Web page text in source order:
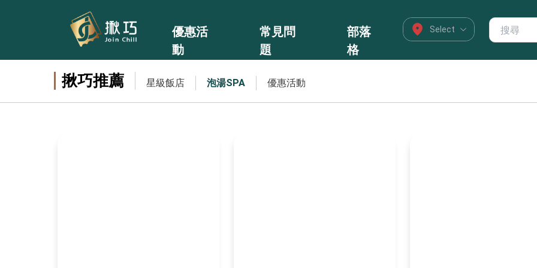
優惠活
動
常見問
題
部落
格
揪巧推薦 星級飯店 泡湯SPA 優惠活動